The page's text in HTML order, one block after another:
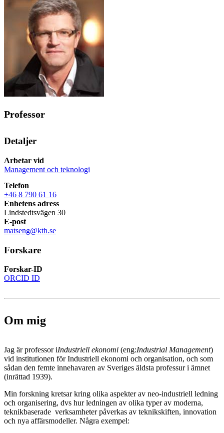
Professor
Detaljer
Arbetar vid
Management och teknologi
Telefon
+46 8 790 61 16
Enhetens adress
Lindstedtsvägen 30
E-post
matseng@kth.se
Forskare
Forskar-ID
ORCID ID
Om mig
Jag är professor iIndustriell ekonomi (eng:Industrial Management)
vid institutionen för Industriell ekonomi och organisation, och som
sådan den femte innehavaren av Sveriges äldsta professur i ämnet
(inrättad 1939).
Min forskning kretsar kring olika aspekter av neo-industriell ledning
och organisering, dvs hur ledningen av olika typer av moderna,
teknikbaserade verksamheter påverkas av teknikskiften, innovation
och nya affärsmodeller. Några exempel: